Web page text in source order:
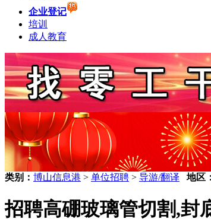
企业登记
培训
成人教育
类别： 博山信息港 > 单位招聘 > 导游/翻译 地区：
招聘高硼玻璃管切割,封